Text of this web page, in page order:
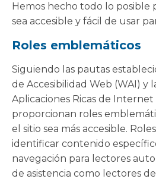
Hemos hecho todo lo posible
sea accesible y fácil de usar
Roles emblemáticos
Siguiendo las pautas
de Accesibilidad Web (WAI) y
Aplicaciones Ricas de Internet
proporcionan roles
el sitio sea más accesible.
identificar contenido
navegación para lectores
de asistencia como lectores